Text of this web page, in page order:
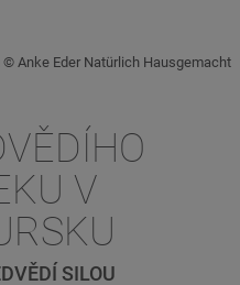
Anke Eder Natürlich Hausgemacht
V
SILOU